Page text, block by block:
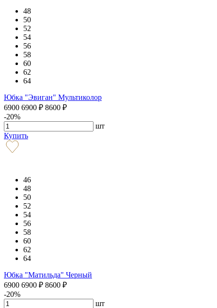
48
50
52
54
56
58
60
62
64
Юбка "Эвиган" Мультиколор
6900 6900 ₽ 8600 ₽
-20%
шт
Купить
46
48
50
52
54
56
58
60
62
64
Юбка "Матильда" Черный
6900 6900 ₽ 8600 ₽
-20%
шт